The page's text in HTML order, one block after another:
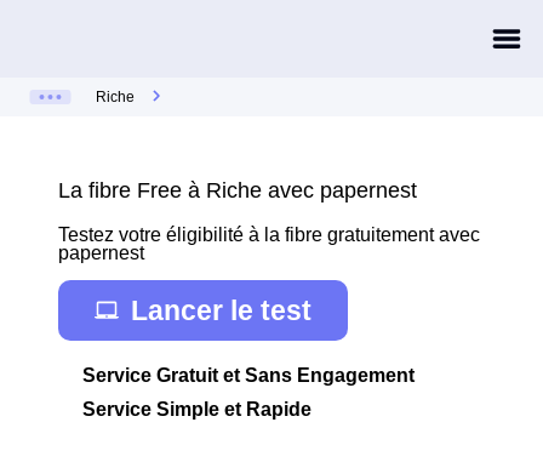
Riche
La fibre Free à Riche avec papernest
Testez votre éligibilité à la fibre gratuitement avec
papernest
Lancer le test
Service Gratuit et Sans Engagement
Service Simple et Rapide